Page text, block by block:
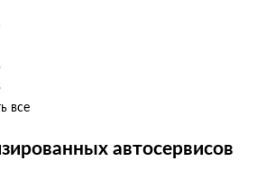
все
автосервисов